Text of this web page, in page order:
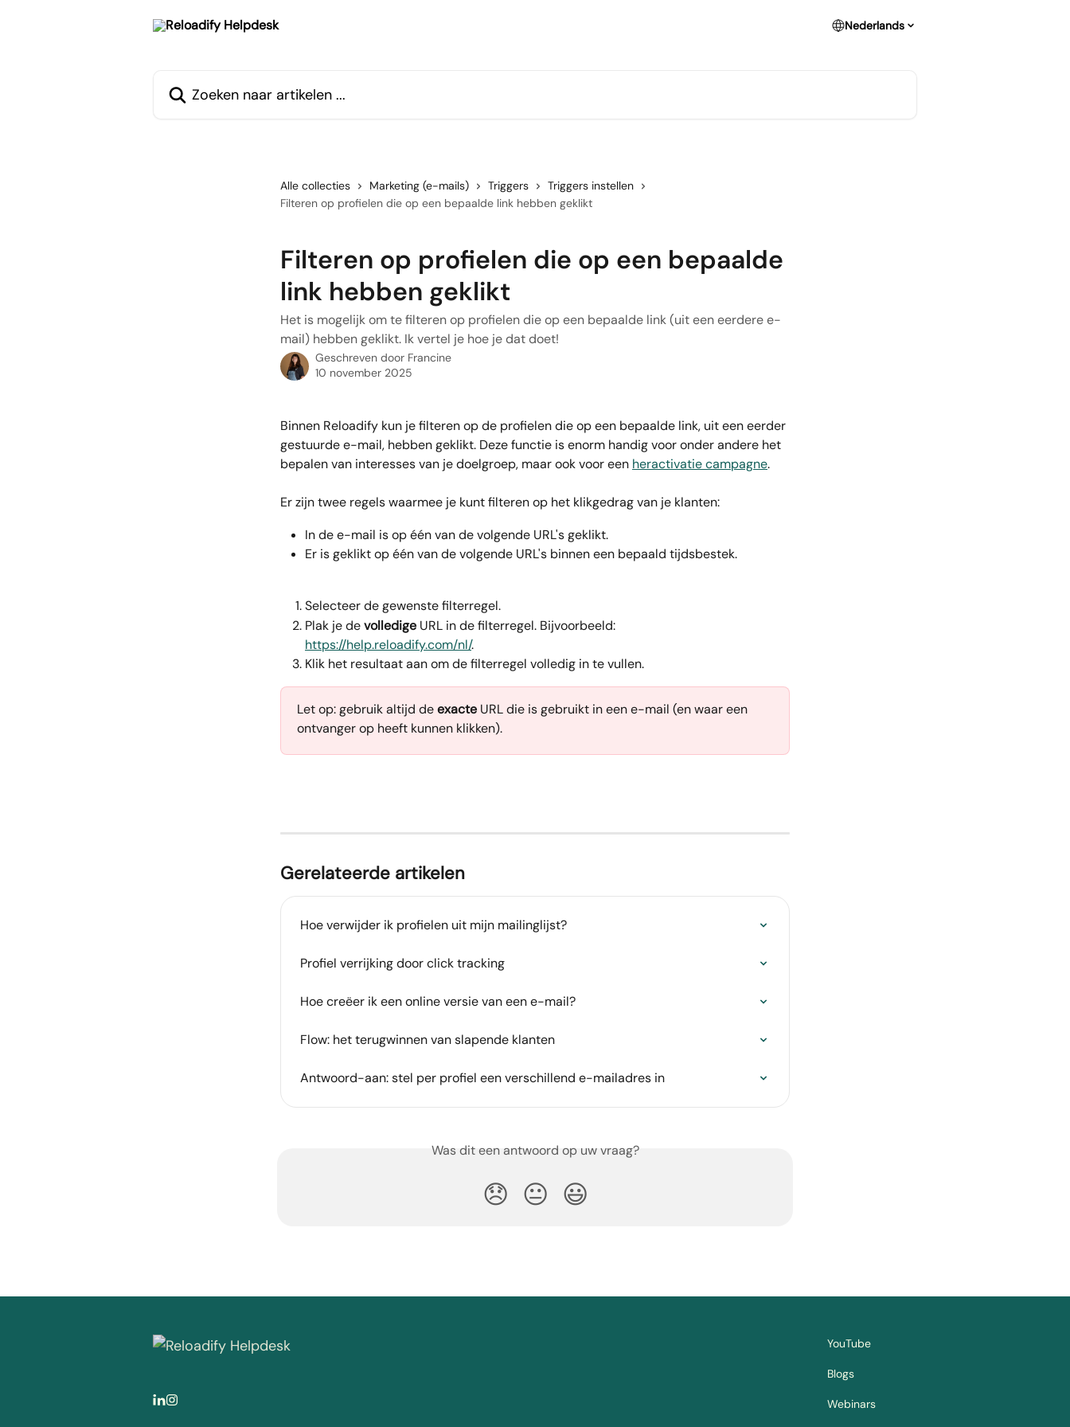
Nederlands
Alle collecties Marketing (e-mails) Triggers
Triggers instellen
Filteren op profielen die op een bepaalde link hebben geklikt
Filteren op profielen die op een bepaalde
link hebben geklikt
Het is mogelijk om te filteren op profielen die op een bepaalde link (uit een eerdere e-
mail) hebben geklikt. Ik vertel je hoe je dat doet!
Geschreven door Francine
10 november 2025
Binnen Reloadify kun je filteren op de profielen die op een bepaalde link, uit een eerder
gestuurde e-mail, hebben geklikt. Deze functie is enorm handig voor onder andere het
bepalen van interesses van je doelgroep, maar ook voor een heractivatie campagne.
Er zijn twee regels waarmee je kunt filteren op het klikgedrag van je klanten:
In de e-mail is op één van de volgende URL's geklikt.
Er is geklikt op één van de volgende URL's binnen een bepaald tijdsbestek.
Selecteer de gewenste filterregel.
Plak je de volledige URL in de filterregel. Bijvoorbeeld:
https://help.reloadify.com/nl/.
Klik het resultaat aan om de filterregel volledig in te vullen.
Let op: gebruik altijd de exacte URL die is gebruikt in een e-mail (en waar een
ontvanger op heeft kunnen klikken).
Gerelateerde artikelen
Hoe verwijder ik profielen uit mijn mailinglijst?
Profiel verrijking door click tracking
Hoe creëer ik een online versie van een e-mail?
Flow: het terugwinnen van slapende klanten
Antwoord-aan: stel per profiel een verschillend e-mailadres in
Was dit een antwoord op uw vraag?
😞 😐 😃
YouTube
Blogs
Webinars